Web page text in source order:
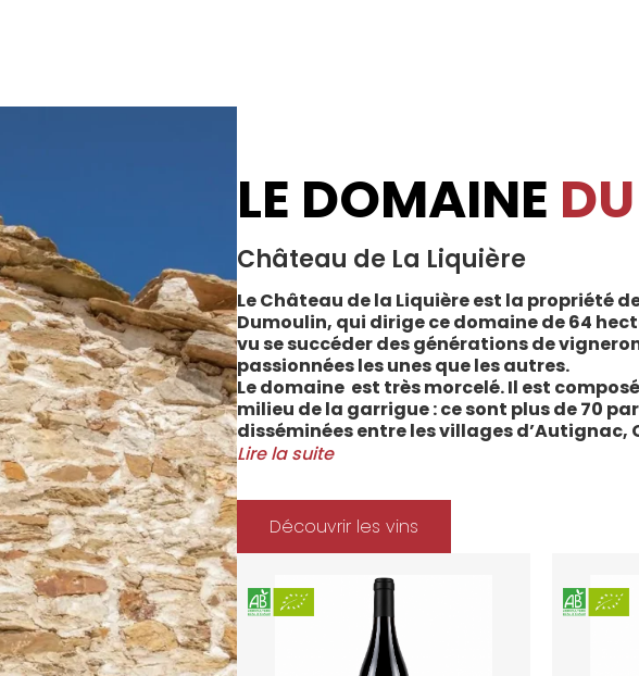
LE DOMAINE
Château de La Liquière
Le Château de la Liquière est la propriété
Dumoulin, qui dirige ce domaine de 64
vu se succéder des générations de
passionnées les unes que les autres.
Le domaine est très morcelé. Il est
milieu de la garrigue : ce sont plus de 70
disséminées entre les villages d’Autignac,
Cabrerolles et Faugères, au nord de l’aire
Méditerranée.
Le vignoble du Château de la Liquière est
depuis 2008 et 2012 marque le premier
Les soins apportés y sont conformes :
l’environnement et de la vigne,
soignées et strictement suivies.
La gamme des vins du Château de la
style de consommation, à chaque moment
parfaitement la pureté de l’expression du
Lire la suite
Découvrir les vins